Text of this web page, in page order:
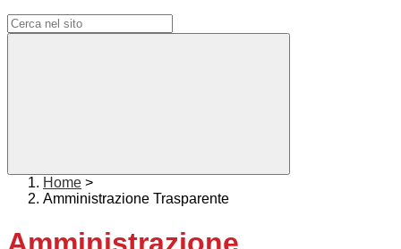
Home >
Amministrazione Trasparente
Amministrazione